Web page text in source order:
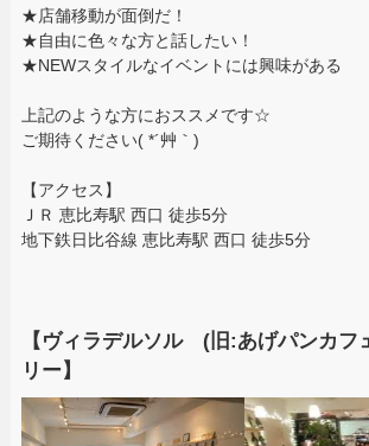
★店舗移動が面倒だ！
★自由に色々な方と話したい！
★NEWスタイルなイベントには興味がある
上記のような方におススメです☆
ご期待ください( *´艸｀)
【アクセス】
ＪＲ 恵比寿駅 西口 徒歩5分
地下鉄日比谷線 恵比寿駅 西口 徒歩5分
【ヴィラデルソル (旧:あげパンカフ
リー】